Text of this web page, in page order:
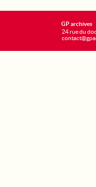
GP archives
24 rue du